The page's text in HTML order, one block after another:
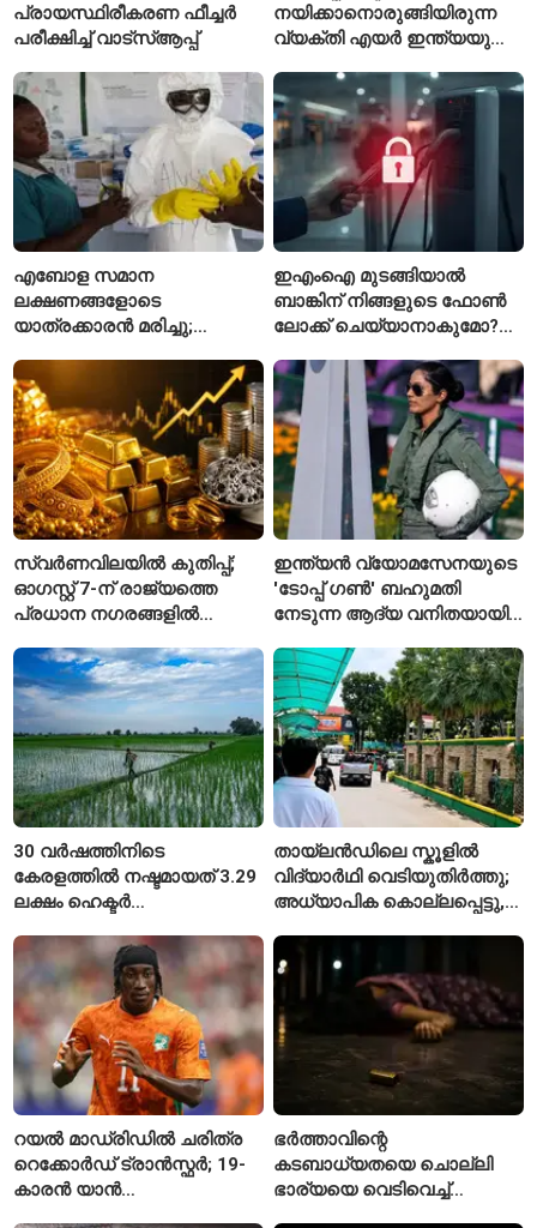
പ്രായസ്ഥിരീകരണ ഫീച്ചർ
പരീക്ഷിച്ച് വാട്‌സ്ആപ്പ്
നയിക്കാനൊരുങ്ങിയിരുന്ന
വ്യക്തി എയർ ഇന്ത്യയുടെ
എബോള സമാന
ലക്ഷണങ്ങളോടെ
യാത്രക്കാരൻ മരിച്ചു;
യാത്രക്കാരെ
നിരീക്ഷണത്തിൽ
ഇഎംഐ മുടങ്ങിയാൽ
ബാങ്കിന് നിങ്ങളുടെ ഫോൺ
ലോക്ക് ചെയ്യാനാകുമോ?
ചട്ടങ്ങൾ ഇങ്ങനെ
സ്വർണവിലയിൽ കുതിപ്പ്;
ഓഗസ്റ്റ് 7-ന് രാജ്യത്തെ
പ്രധാന നഗരങ്ങളിൽ
ഇന്ത്യൻ വ്യോമസേനയുടെ
'ടോപ്പ് ഗൺ' ബഹുമതി
നേടുന്ന ആദ്യ വനിതയായി
30 വർഷത്തിനിടെ
കേരളത്തിൽ നഷ്ടമായത് 3.29
ലക്ഷം ഹെക്ടർ
തായ്‌ലൻഡിലെ സ്കൂളിൽ
വിദ്യാർഥി വെടിയുതിർത്തു;
അധ്യാപിക കൊല്ലപ്പെട്ടു,
റയൽ മാഡ്രിഡിൽ ചരിത്ര
റെക്കോർഡ് ട്രാൻസ്ഫർ; 19-
കാരൻ യാൻ
ഭർത്താവിന്റെ
കടബാധ്യതയെ ചൊല്ലി
ഭാര്യയെ വെടിവെച്ച്